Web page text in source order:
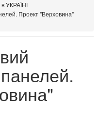
УКРАЇНІ
Проект "Верховина"